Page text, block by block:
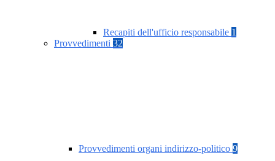
Recapiti dell'ufficio responsabile 1
Provvedimenti 32
Provvedimenti organi indirizzo-politico 9